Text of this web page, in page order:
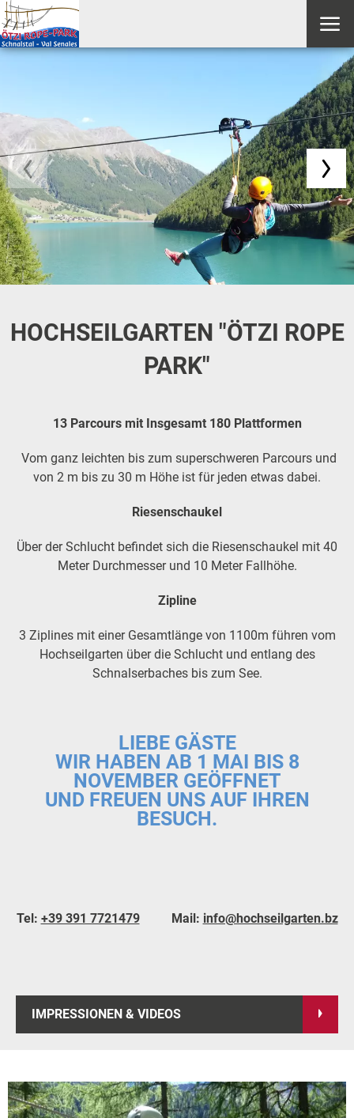
HOCHSEILGARTEN "ÖTZI ROPE
PARK"
13 Parcours mit Insgesamt 180 Plattformen
Vom ganz leichten bis zum superschweren Parcours und
von 2 m bis zu 30 m Höhe ist für jeden etwas dabei.
Riesenschaukel
Über der Schlucht befindet sich die Riesenschaukel mit 40
Meter Durchmesser und 10 Meter Fallhöhe.
Zipline
3 Ziplines mit einer Gesamtlänge von 1100m führen vom
Hochseilgarten über die Schlucht und entlang des
Schnalserbaches bis zum See.
LIEBE GÄSTE
WIR HABEN AB 1 MAI BIS 8
NOVEMBER GEÖFFNET
UND FREUEN UNS AUF IHREN
BESUCH.
Tel: +39 391 7721479Mail: info@hochseilgarten.bz
IMPRESSIONEN & VIDEOS